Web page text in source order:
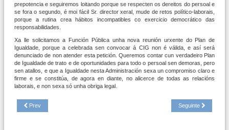
prepotencia e seguiremos loitando porque se respecten os dereitos do persoal e
se fora o segundo, é moi fácil Sr. director xeral, mude de retos político-laborais,
porque a rutina crea hábitos incompatibles co exercicio democrático das
responsabilidades.
Xa lle solicitamos a Función Pública unha nova reunión urxente do Plan de
Igualdade, porque a celebrada sen convocar á CIG non é válida, e así será
denunciado de non atender esta petición. Queremos contar cun verdadeiro Plan
de Igualdade de trato e de oportunidades para todo o persoal sen demoras, pero
sen atallos, e que a Igualdade nesta Administración sexa un compromiso claro e
firme e se constitúa, de agora en diante, no alicerce de todas as relacións
laborais, e non sexa só unha obriga legal.
Prev Seguinte